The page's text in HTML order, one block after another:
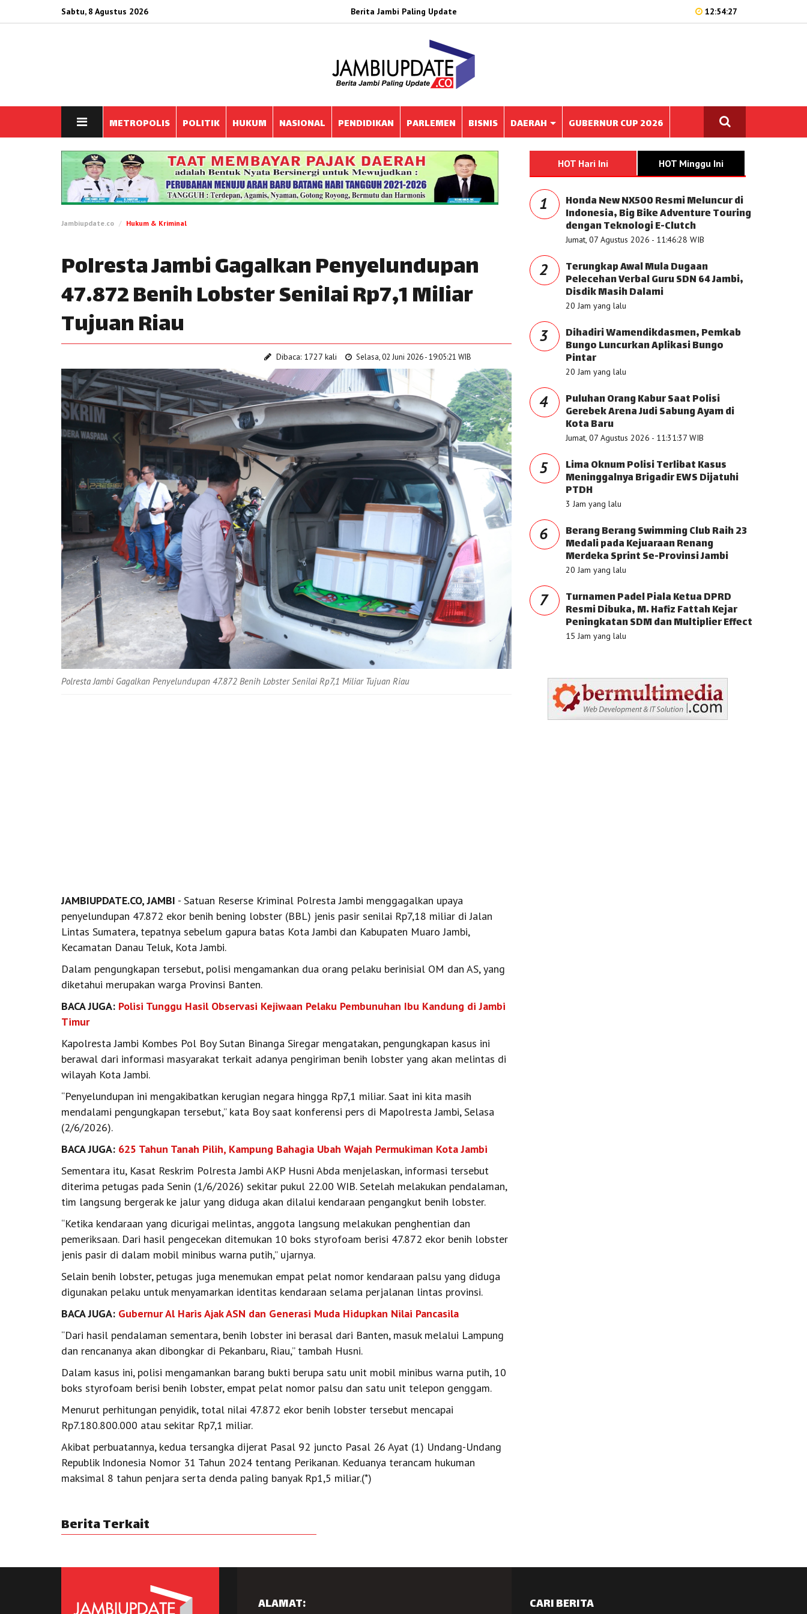
Sabtu, 8 Agustus 2026 Berita Jambi Paling Update 12:54:27
METROPOLIS POLITIK HUKUM NASIONAL PENDIDIKAN PARLEMEN BISNIS DAERAH GUBERNUR CUP 2026
Jambiupdate.co Hukum & Kriminal
Polresta Jambi Gagalkan Penyelundupan
47.872 Benih Lobster Senilai Rp7,1 Miliar
Tujuan Riau
Dibaca: 1727 kali Selasa, 02 Juni 2026 - 19:05:21 WIB
Polresta Jambi Gagalkan Penyelundupan 47.872 Benih Lobster Senilai Rp7,1 Miliar Tujuan Riau
JAMBIUPDATE.CO, JAMBI - Satuan Reserse Kriminal Polresta Jambi menggagalkan upaya
penyelundupan 47.872 ekor benih bening lobster (BBL) jenis pasir senilai Rp7,18 miliar di Jalan
Lintas Sumatera, tepatnya sebelum gapura batas Kota Jambi dan Kabupaten Muaro Jambi,
Kecamatan Danau Teluk, Kota Jambi.
Dalam pengungkapan tersebut, polisi mengamankan dua orang pelaku berinisial OM dan AS, yang
diketahui merupakan warga Provinsi Banten.
BACA JUGA: Polisi Tunggu Hasil Observasi Kejiwaan Pelaku Pembunuhan Ibu Kandung di Jambi
Timur
Kapolresta Jambi Kombes Pol Boy Sutan Binanga Siregar mengatakan, pengungkapan kasus ini
berawal dari informasi masyarakat terkait adanya pengiriman benih lobster yang akan melintas di
wilayah Kota Jambi.
“Penyelundupan ini mengakibatkan kerugian negara hingga Rp7,1 miliar. Saat ini kita masih
mendalami pengungkapan tersebut,” kata Boy saat konferensi pers di Mapolresta Jambi, Selasa
(2/6/2026).
BACA JUGA: 625 Tahun Tanah Pilih, Kampung Bahagia Ubah Wajah Permukiman Kota Jambi
Sementara itu, Kasat Reskrim Polresta Jambi AKP Husni Abda menjelaskan, informasi tersebut
diterima petugas pada Senin (1/6/2026) sekitar pukul 22.00 WIB. Setelah melakukan pendalaman,
tim langsung bergerak ke jalur yang diduga akan dilalui kendaraan pengangkut benih lobster.
“Ketika kendaraan yang dicurigai melintas, anggota langsung melakukan penghentian dan
pemeriksaan. Dari hasil pengecekan ditemukan 10 boks styrofoam berisi 47.872 ekor benih lobster
jenis pasir di dalam mobil minibus warna putih,” ujarnya.
Selain benih lobster, petugas juga menemukan empat pelat nomor kendaraan palsu yang diduga
digunakan pelaku untuk menyamarkan identitas kendaraan selama perjalanan lintas provinsi.
BACA JUGA: Gubernur Al Haris Ajak ASN dan Generasi Muda Hidupkan Nilai Pancasila
“Dari hasil pendalaman sementara, benih lobster ini berasal dari Banten, masuk melalui Lampung
dan rencananya akan dibongkar di Pekanbaru, Riau,” tambah Husni.
Dalam kasus ini, polisi mengamankan barang bukti berupa satu unit mobil minibus warna putih, 10
boks styrofoam berisi benih lobster, empat pelat nomor palsu dan satu unit telepon genggam.
Menurut perhitungan penyidik, total nilai 47.872 ekor benih lobster tersebut mencapai
Rp7.180.800.000 atau sekitar Rp7,1 miliar.
Akibat perbuatannya, kedua tersangka dijerat Pasal 92 juncto Pasal 26 Ayat (1) Undang-Undang
Republik Indonesia Nomor 31 Tahun 2024 tentang Perikanan. Keduanya terancam hukuman
maksimal 8 tahun penjara serta denda paling banyak Rp1,5 miliar.(*)
Berita Terkait
HOT Hari Ini HOT Minggu Ini
1 Honda New NX500 Resmi Meluncur di
Indonesia, Big Bike Adventure Touring
dengan Teknologi E-Clutch
Jumat, 07 Agustus 2026 - 11:46:28 WIB
2 Terungkap Awal Mula Dugaan
Pelecehan Verbal Guru SDN 64 Jambi,
Disdik Masih Dalami
20 Jam yang lalu
3 Dihadiri Wamendikdasmen, Pemkab
Bungo Luncurkan Aplikasi Bungo
Pintar
20 Jam yang lalu
4 Puluhan Orang Kabur Saat Polisi
Gerebek Arena Judi Sabung Ayam di
Kota Baru
Jumat, 07 Agustus 2026 - 11:31:37 WIB
5 Lima Oknum Polisi Terlibat Kasus
Meninggalnya Brigadir EWS Dijatuhi
PTDH
3 Jam yang lalu
6 Berang Berang Swimming Club Raih 23
Medali pada Kejuaraan Renang
Merdeka Sprint Se-Provinsi Jambi
20 Jam yang lalu
7 Turnamen Padel Piala Ketua DPRD
Resmi Dibuka, M. Hafiz Fattah Kejar
Peningkatan SDM dan Multiplier Effect
15 Jam yang lalu
ALAMAT: CARI BERITA